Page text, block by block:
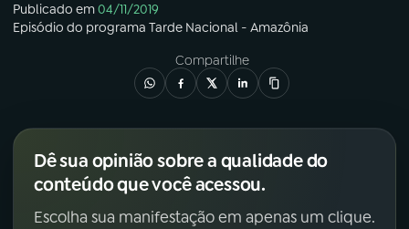
Publicado em04/11/2019
Episódio do programa Tarde Nacional - Amazônia
Compartilhe
Dê sua opinião sobre a qualidade do
conteúdo que você acessou.
Escolha sua manifestação em apenas um clique.